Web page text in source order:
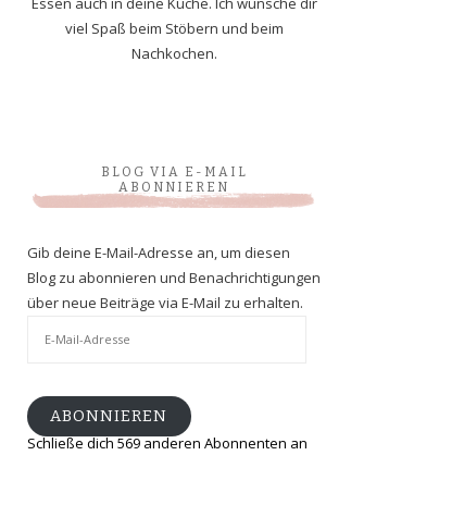
viel Spaß beim Stöbern und beim
Nachkochen.
BLOG VIA E-MAIL
ABONNIEREN
Gib deine E-Mail-Adresse an, um diesen
Blog zu abonnieren und Benachrichtigungen
über neue Beiträge via E-Mail zu erhalten.
ABONNIEREN
Schließe dich 569 anderen Abonnenten an